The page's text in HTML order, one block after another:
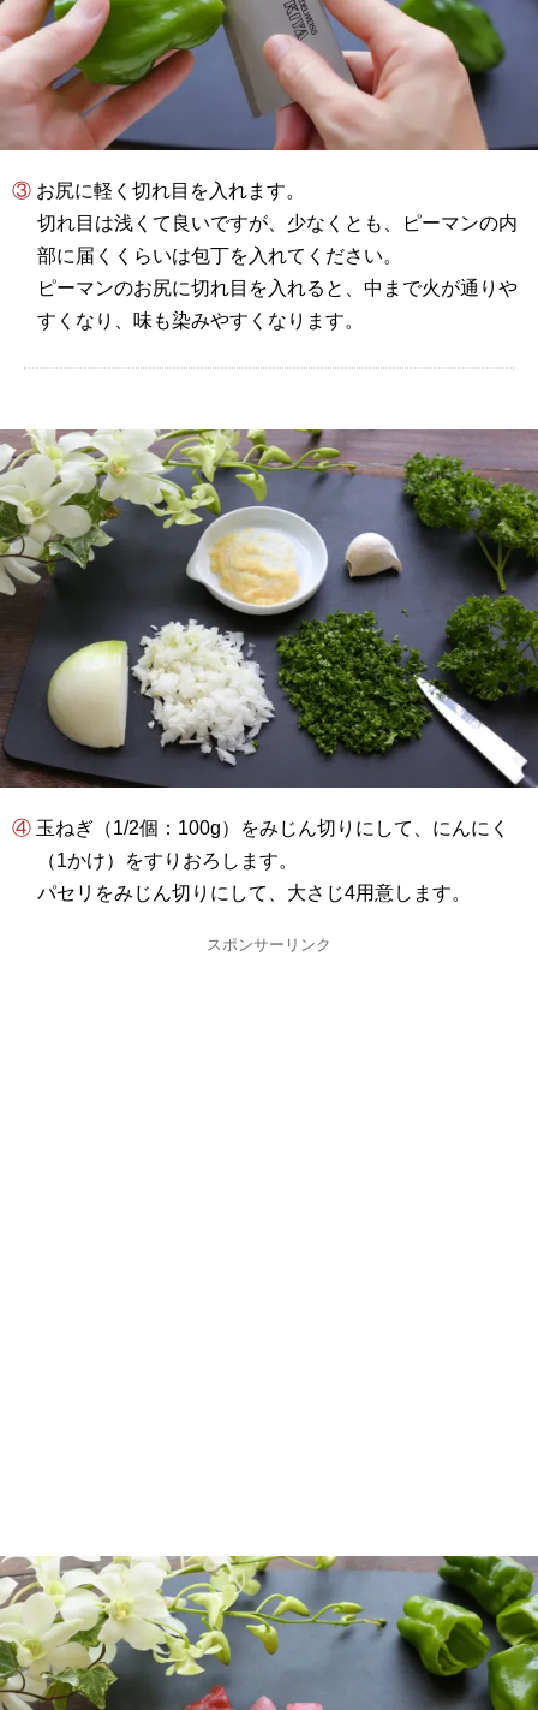
③ お尻に軽く切れ目を入れます。
切れ目は浅くて良いですが、少なくとも、ピーマンの内
部に届くくらいは包丁を入れてください。
ピーマンのお尻に切れ目を入れると、中まで火が通りや
すくなり、味も染みやすくなります。
④ 玉ねぎ（1/2個：100g）をみじん切りにして、にんにく
（1かけ）をすりおろします。
パセリをみじん切りにして、大さじ4用意します。
スポンサーリンク